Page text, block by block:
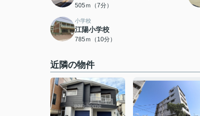
505ｍ（7分）
小学校
江陽小学校
785ｍ（10分）
近隣の物件